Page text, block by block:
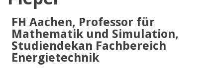
FH Aachen, Professor für
Mathematik und Simulation,
Studiendekan Fachbereich
Energietechnik